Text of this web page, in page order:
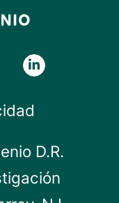
D.R.